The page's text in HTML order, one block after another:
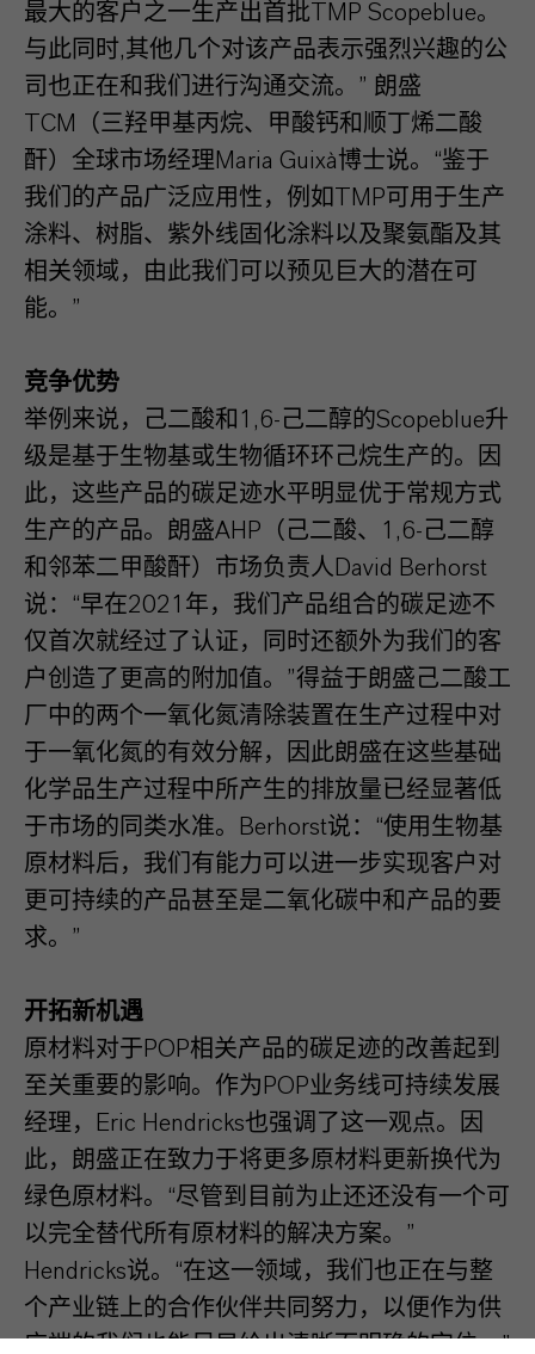
最大的客户之一生产出首批TMP Scopeblue。
与此同时,其他几个对该产品表示强烈兴趣的公
司也正在和我们进行沟通交流。” 朗盛
TCM（三羟甲基丙烷、甲酸钙和顺丁烯二酸
酐）全球市场经理Maria Guixà博士说。“鉴于
我们的产品广泛应用性，例如TMP可用于生产
涂料、树脂、紫外线固化涂料以及聚氨酯及其
相关领域，由此我们可以预见巨大的潜在可
能。”
竞争优势
举例来说，己二酸和1,6-己二醇的Scopeblue升
级是基于生物基或生物循环环己烷生产的。因
此，这些产品的碳足迹水平明显优于常规方式
生产的产品。朗盛AHP（己二酸、1,6-己二醇
和邻苯二甲酸酐）市场负责人David Berhorst
说：“早在2021年，我们产品组合的碳足迹不
仅首次就经过了认证，同时还额外为我们的客
户创造了更高的附加值。”得益于朗盛己二酸工
厂中的两个一氧化氮清除装置在生产过程中对
于一氧化氮的有效分解，因此朗盛在这些基础
化学品生产过程中所产生的排放量已经显著低
于市场的同类水准。Berhorst说：“使用生物基
原材料后，我们有能力可以进一步实现客户对
更可持续的产品甚至是二氧化碳中和产品的要
求。”
开拓新机遇
原材料对于POP相关产品的碳足迹的改善起到
至关重要的影响。作为POP业务线可持续发展
经理，Eric Hendricks也强调了这一观点。因
此，朗盛正在致力于将更多原材料更新换代为
绿色原材料。“尽管到目前为止还还没有一个可
以完全替代所有原材料的解决方案。”
Hendricks说。“在这一领域，我们也正在与整
个产业链上的合作伙伴共同努力，以便作为供
应端的我们也能尽早给出清晰而明确的定位。”